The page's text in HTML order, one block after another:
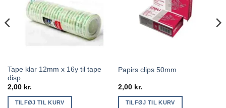
Tape klar 12mm x 16y til tape
disp.
2,00 kr.
TILFØJ TIL KURV
Papirs clips 50mm
2,00 kr.
TILFØJ TIL KURV